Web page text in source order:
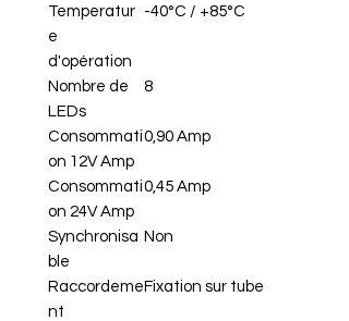
Temperatur
e
d'opération
-40°C / +85°C
Nombre de
LEDs
8
Consommati
on 12V Amp
0,90 Amp
Consommati
on 24V Amp
0,45 Amp
Synchronisa
ble
Non
Raccordeme
nt
Fixation sur tube